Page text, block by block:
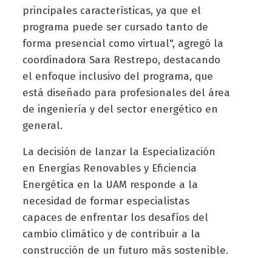
principales características, ya que el
programa puede ser cursado tanto de
forma presencial como virtual", agregó la
coordinadora Sara Restrepo, destacando
el enfoque inclusivo del programa, que
está diseñado para profesionales del área
de ingeniería y del sector energético en
general.
La decisión de lanzar la Especialización
en Energías Renovables y Eficiencia
Energética en la UAM responde a la
necesidad de formar especialistas
capaces de enfrentar los desafíos del
cambio climático y de contribuir a la
construcción de un futuro más sostenible.